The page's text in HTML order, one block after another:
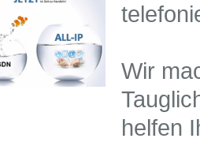
Wir
helfen